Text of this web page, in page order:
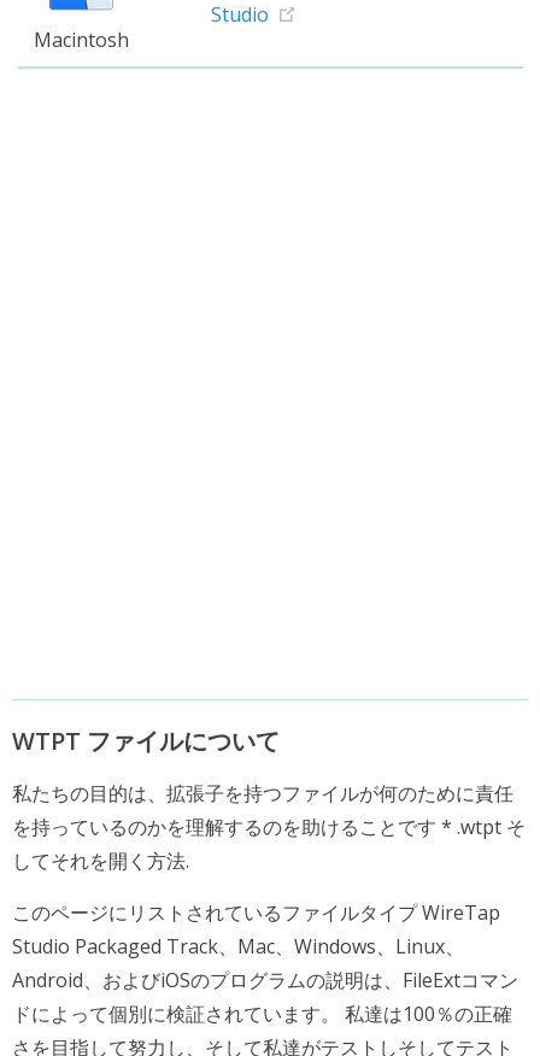
Macintosh
Studio
WTPT ファイルについて
私たちの目的は、拡張子を持つファイルが何のために責任
を持っているのかを理解するのを助けることです * .wtpt そ
してそれを開く方法.
このページにリストされているファイルタイプ WireTap
Studio Packaged Track、Mac、Windows、Linux、
Android、およびiOSのプログラムの説明は、FileExtコマン
ドによって個別に検証されています。 私達は100％の正確
さを目指して努力し、そして私達がテストしそしてテスト